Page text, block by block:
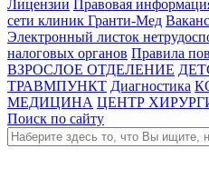
Лицензии Правовая
сети клиник Гранти-Мед
Электронный листок
налоговых органов Правила
ВЗРОСЛОЕ ОТДЕЛЕНИЕ
ТРАВМПУНКТ Диагностика
МЕДИЦИНА ЦЕНТР
Поиск по сайту